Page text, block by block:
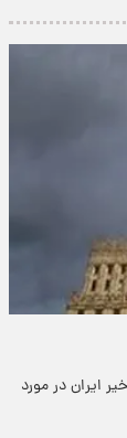
ایران در مورد